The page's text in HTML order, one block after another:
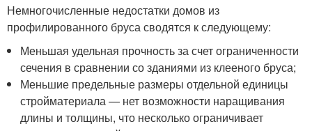
Немногочисленные недостатки домов из
профилированного бруса сводятся к следующему:
Меньшая удельная прочность за счет ограниченности
сечения в сравнении со зданиями из клееного бруса;
Меньшие предельные размеры отдельной единицы
стройматериала — нет возможности наращивания
длины и толщины, что несколько ограничивает